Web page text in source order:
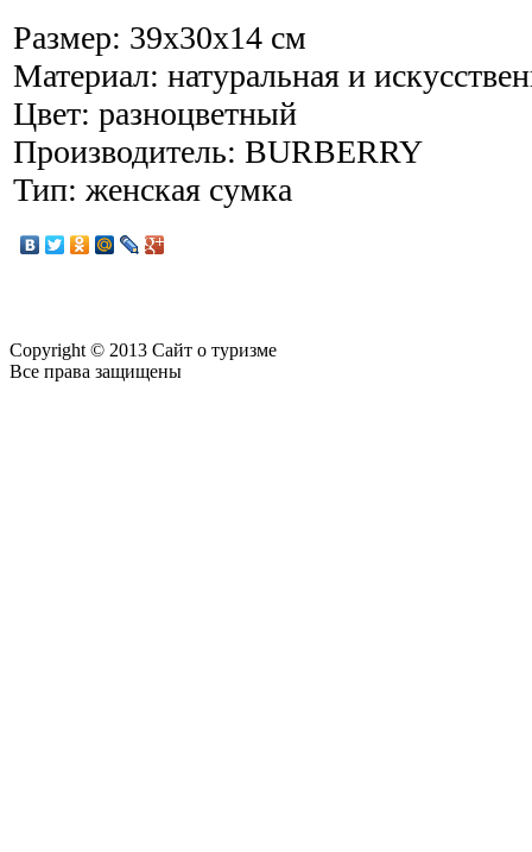
Размер: 39х30х14 см
Материал: натуральная и
Цвет: разноцветный
Производитель: BURBERRY
Тип: женская сумка
Copyright © 2013 Сайт о туризме
Все права защищены